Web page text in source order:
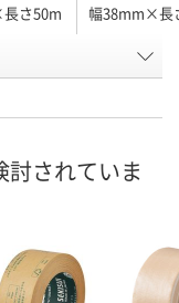
さ50m 幅38mm×長
黄土（茶）
いただけ
現在ご注文
討されていま